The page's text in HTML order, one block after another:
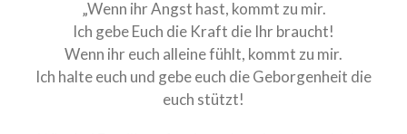
Zwei Wochen alt
Eine Woche voller
Wunder
Wunder
„Wenn ihr Angst hast, kommt zu mir.
Ich gebe Euch die Kraft die Ihr braucht!
Wenn ihr euch alleine fühlt, kommt zu mir.
Ich halte euch und gebe euch die Geborgenheit die
euch stützt!